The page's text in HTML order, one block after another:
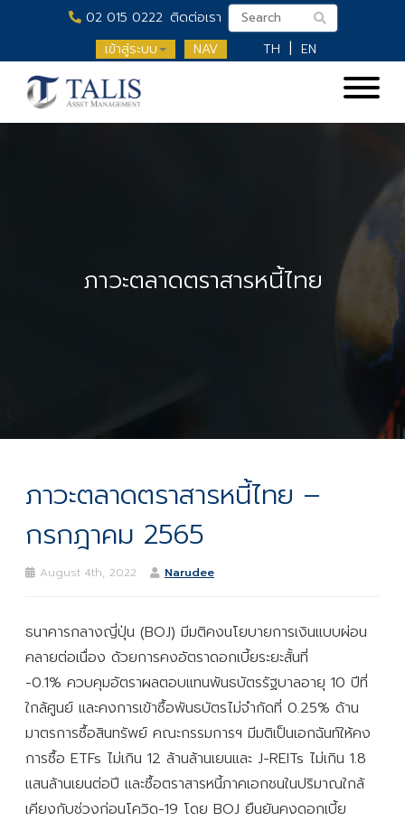
02 015 0222 ติดต่อเรา
เข้าสู่ระบบ
NAV TH EN
ภาวะตลาดตราสารหนี้ไทย
ภาวะตลาดตราสารหนี้ไทย –
กรกฎาคม 2565
August 4th, 2022 Narudee
ธนาคารกลางญี่ปุ่น (BOJ) มีมติคงนโยบายการเงินแบบผ่อน
คลายต่อเนื่อง ด้วยการคงอัตราดอกเบี้ยระยะสั้นที่
-0.1% ควบคุมอัตราผลตอบแทนพันธบัตรรัฐบาลอายุ 10 ปีที่
ใกล้ศูนย์ และคงการเข้าซื้อพันธบัตรไม่จำกัดที่ 0.25% ด้าน
มาตรการซื้อสินทรัพย์ คณะกรรมการฯ มีมติเป็นเอกฉันท์ให้คง
การซื้อ ETFs ไม่เกิน 12 ล้านล้านเยนและ J-REITs ไม่เกิน 1.8
แสนล้านเยนต่อปี และซื้อตราสารหนี้ภาคเอกชนในปริมาณใกล้
เคียงกับช่วงก่อนโควิด-19 โดย BOJ ยืนยันคงดอกเบี้ย